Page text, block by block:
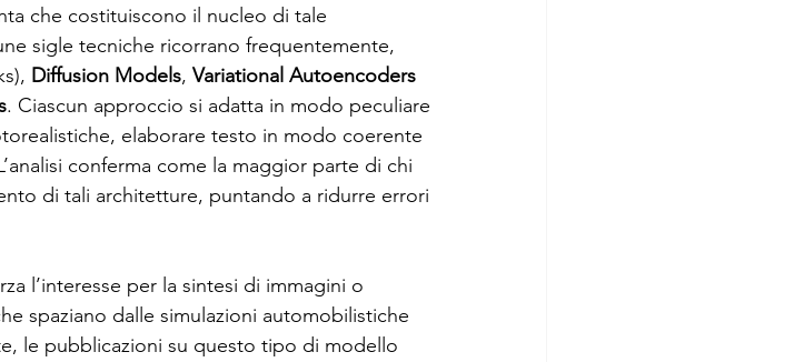
che costituiscono il nucleo di tale
sigle tecniche ricorrano frequentemente,
Diffusion Models, Variational Autoencoders
. Ciascun approccio si adatta in modo peculiare
elaborare testo in modo coerente
conferma come la maggior parte di chi
di tali architetture, puntando a ridurre errori
l’interesse per la sintesi di immagini o
spaziano dalle simulazioni automobilistiche
le pubblicazioni su questo tipo di modello